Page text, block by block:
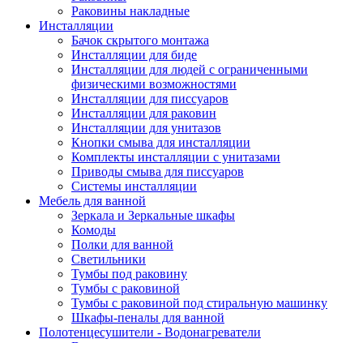
Раковины накладные
Инсталляции
Бачок скрытого монтажа
Инсталляции для биде
Инсталляции для людей с ограниченными
физическими возможностями
Инсталляции для писсуаров
Инсталляции для раковин
Инсталляции для унитазов
Кнопки смыва для инсталляции
Комплекты инсталляции с унитазами
Приводы смыва для писсуаров
Системы инсталляции
Мебель для ванной
Зеркала и Зеркальные шкафы
Комоды
Полки для ванной
Светильники
Тумбы под раковину
Тумбы с раковиной
Тумбы с раковиной под стиральную машинку
Шкафы-пеналы для ванной
Полотенцесушители - Водонагреватели